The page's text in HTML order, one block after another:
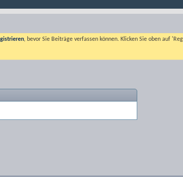
, bevor Sie Beiträge verfassen können. Klicken Sie oben auf